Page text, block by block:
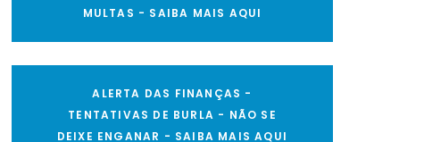
MULTAS - SAIBA MAIS AQUI
ALERTA DAS FINANÇAS -
TENTATIVAS DE BURLA - NÃO SE
DEIXE ENGANAR - SAIBA MAIS AQUI